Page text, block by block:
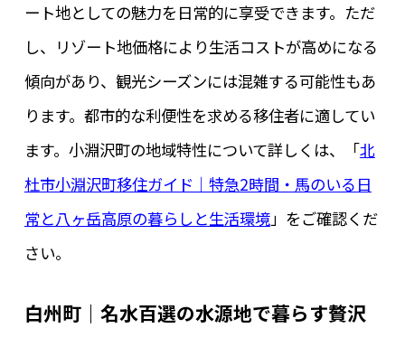
ート地としての魅力を日常的に享受できます。ただ
し、リゾート地価格により生活コストが高めになる
傾向があり、観光シーズンには混雑する可能性もあ
ります。都市的な利便性を求める移住者に適してい
ます。小淵沢町の地域特性について詳しくは、「北
杜市小淵沢町移住ガイド｜特急2時間・馬のいる日
常と八ヶ岳高原の暮らしと生活環境」をご確認くだ
さい。
白州町｜名水百選の水源地で暮らす贅沢